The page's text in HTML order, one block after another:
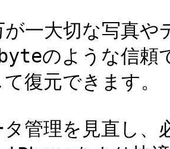
が一大切な写真
のような信頼
復元できます。
タ管理を見直し